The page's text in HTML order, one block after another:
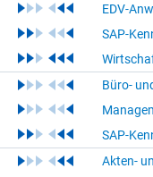
EDV-
SAP-
Büro-
SAP-
Akten-